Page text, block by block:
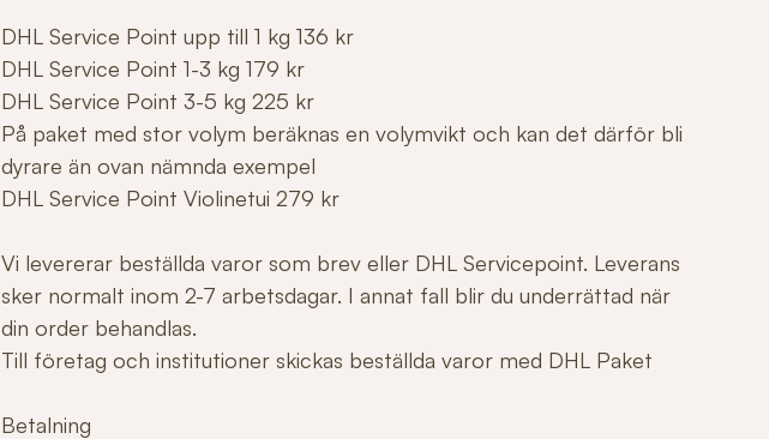
DHL Service Point upp till 1 kg 136 kr
DHL Service Point 1-3 kg 179 kr
DHL Service Point 3-5 kg 225 kr
På paket med stor volym beräknas en volymvikt och kan det därför bli
dyrare än ovan nämnda exempel
DHL Service Point Violinetui 279 kr
Vi levererar beställda varor som brev eller DHL Servicepoint. Leverans
sker normalt inom 2-7 arbetsdagar. I annat fall blir du underrättad när
din order behandlas.
Till företag och institutioner skickas beställda varor med DHL Paket
Betalning